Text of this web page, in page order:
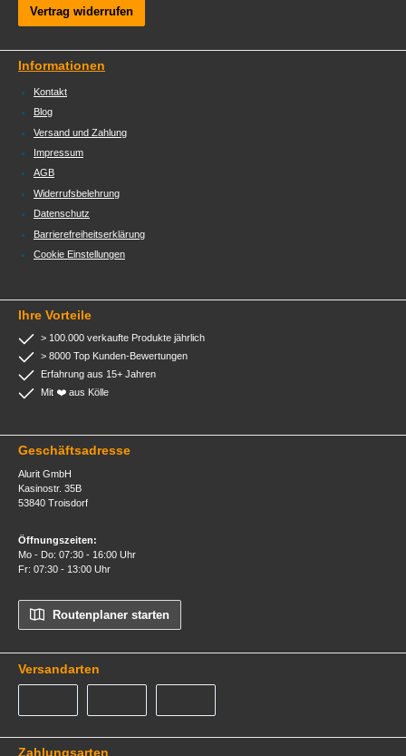
Vertrag widerrufen
Informationen
Kontakt
Blog
Versand und Zahlung
Impressum
AGB
Widerrufsbelehrung
Datenschutz
Barrierefreiheitserklärung
Cookie Einstellungen
Ihre Vorteile
> 100.000 verkaufte Produkte jährlich
> 8000 Top Kunden-Bewertungen
Erfahrung aus 15+ Jahren
Mit ❤️ aus Kölle
Versandarten
Zahlungsarten
Geschäftsadresse
Alurit GmbH
Kasinostr. 35B
53840 Troisdorf
Öffnungszeiten:
Mo - Do: 07:30 - 16:00 Uhr
Fr: 07:30 - 13:00 Uhr
Routenplaner starten